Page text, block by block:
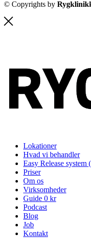
© Copyrights by
Lokationer
Hvad vi behandler
Easy Release system
Priser
Om os
Virksomheder
Guide 0 kr
Podcast
Blog
Job
Kontakt